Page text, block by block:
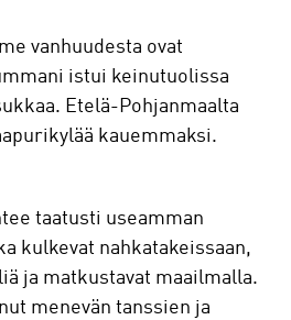
vanhuudesta ovat
istui keinutuolissa
Etelä-Pohjanmaalta
kauemmaksi.
taatusti useamman
kulkevat nahkatakeissaan,
ja matkustavat maailmalla.
menevän tanssien ja